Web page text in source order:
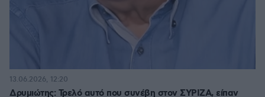
Δρυμιώτης: Τρελό αυτό που συνέβη στον ΣΥΡΙΖΑ, είπαν
13.06.2026, 12:20